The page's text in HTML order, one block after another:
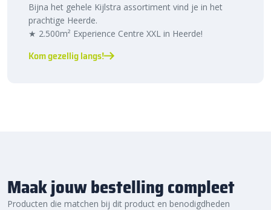
Bijna het gehele Kijlstra assortiment vind je in het
prachtige Heerde.
★ 2.500m² Experience Centre XXL in Heerde!
Kom gezellig langs!
Maak jouw bestelling compleet
Producten die matchen bij dit product en benodigdheden